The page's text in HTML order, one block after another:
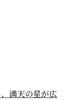
満天の星が広